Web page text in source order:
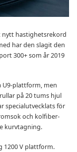
nytt hastighetsrekord
har den slagit den
300+ som år 2019
U9-plattform, men
på 20 tums hjul
specialutvecklats för
och kolfiber-
kurvtagning.
1200 V plattform.